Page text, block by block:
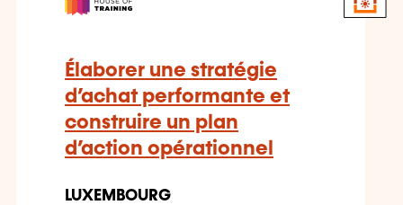
Élaborer une stratégie
d’achat performante et
construire un plan
d’action opérationnel
LUXEMBOURG